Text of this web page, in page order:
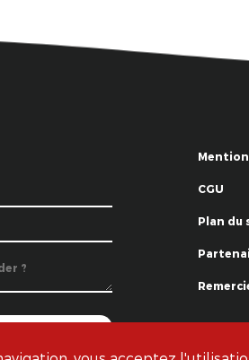
CGU
Plan du